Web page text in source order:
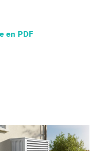
en PDF